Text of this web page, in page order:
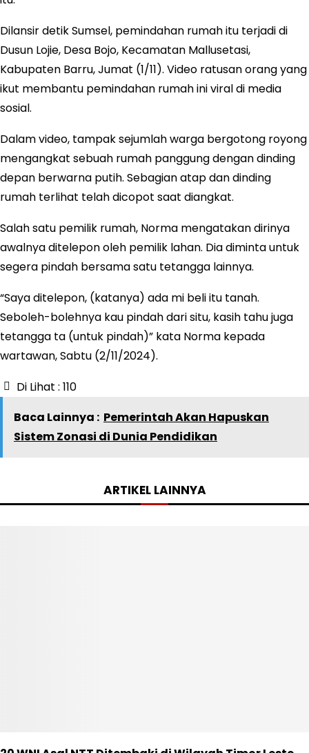
Dilansir detik Sumsel, pemindahan rumah itu terjadi di
Dusun Lojie, Desa Bojo, Kecamatan Mallusetasi,
Kabupaten Barru, Jumat (1/11). Video ratusan orang yang
ikut membantu pemindahan rumah ini viral di media
sosial.
Dalam video, tampak sejumlah warga bergotong royong
mengangkat sebuah rumah panggung dengan dinding
depan berwarna putih. Sebagian atap dan dinding
rumah terlihat telah dicopot saat diangkat.
Salah satu pemilik rumah, Norma mengatakan dirinya
awalnya ditelepon oleh pemilik lahan. Dia diminta untuk
segera pindah bersama satu tetangga lainnya.
“Saya ditelepon, (katanya) ada mi beli itu tanah.
Seboleh-bolehnya kau pindah dari situ, kasih tahu juga
tetangga ta (untuk pindah)” kata Norma kepada
wartawan, Sabtu (2/11/2024).
Di Lihat : 110
Baca Lainnya : Pemerintah Akan Hapuskan
Sistem Zonasi di Dunia Pendidikan
ARTIKEL LAINNYA